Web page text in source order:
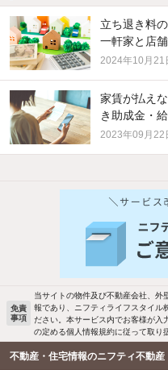
立ち退き料
一軒家と店舗
2024年10月21
家賃が払え
き助成金・
2023年09月22
他の人はこんな条件で絞り込
バス・トイレ別
駐車場あり
洗濯機置場あり
エアコンあり
免責
事項
当サイトの物件及び不動産会社、外
報であり、ニフティライフスタイル
ださい。本サービス内でお客様が入
の定める個人情報規約に従って取り
不動産・住宅情報のニフティ不動産